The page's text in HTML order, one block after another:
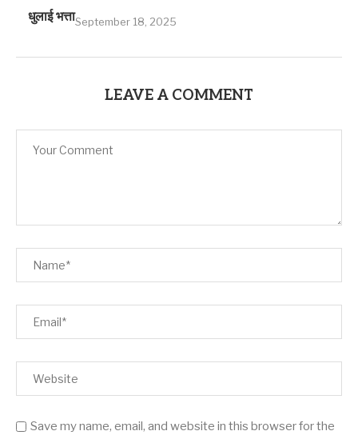
धुलाई भत्ताSeptember 18, 2025
LEAVE A COMMENT
Save my name, email, and website in this browser for the